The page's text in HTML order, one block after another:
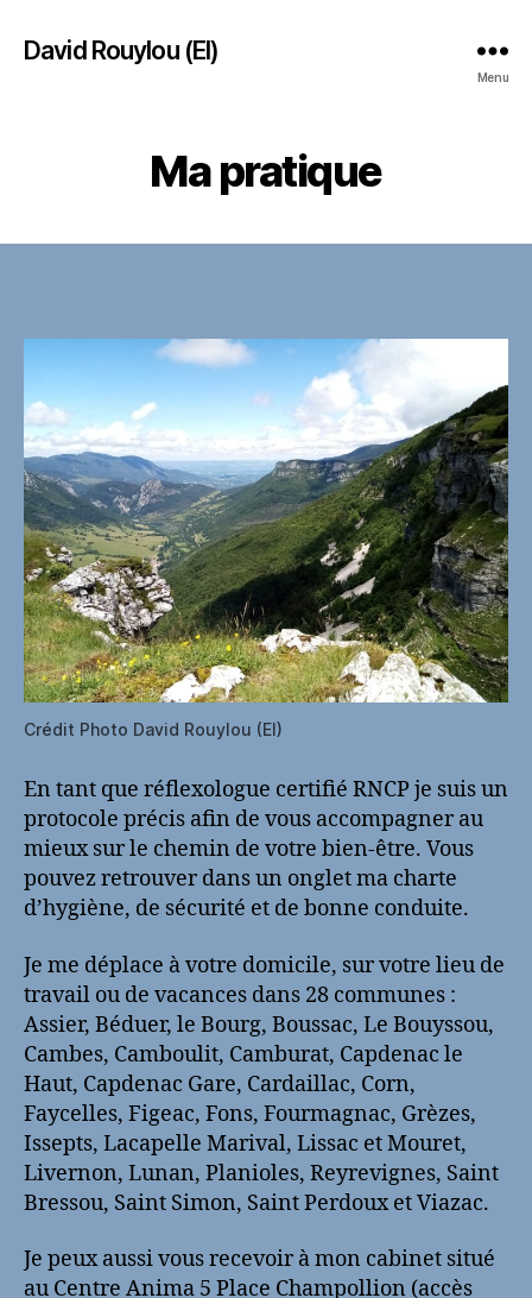
David Rouylou (EI)
Menu
Ma pratique
Crédit Photo David Rouylou (EI)
En tant que réflexologue certifié RNCP je suis un
protocole précis afin de vous accompagner au
mieux sur le chemin de votre bien-être. Vous
pouvez retrouver dans un onglet ma charte
d’hygiène, de sécurité et de bonne conduite.
Je me déplace à votre domicile, sur votre lieu de
travail ou de vacances dans 28 communes :
Assier, Béduer, le Bourg, Boussac, Le Bouyssou,
Cambes, Camboulit, Camburat, Capdenac le
Haut, Capdenac Gare, Cardaillac, Corn,
Faycelles, Figeac, Fons, Fourmagnac, Grèzes,
Issepts, Lacapelle Marival, Lissac et Mouret,
Livernon, Lunan, Planioles, Reyrevignes, Saint
Bressou, Saint Simon, Saint Perdoux et Viazac.
Je peux aussi vous recevoir à mon cabinet situé
au Centre Anima 5 Place Champollion (accès